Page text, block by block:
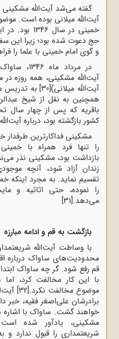
گفته می‌شد آیت‌الله مشکینی
آیت‌الله میلانی بوده است.
خمینی در سال
حج دعوت شده بود؛ زیرا این
و گوی امام خمینی با علما را
در مرداد
آیت‌الله مشکینی، همه روزه
آیت‌الله میلانی)[30]به تدریس
همچنین به نقل از شیخ
باقریه که پس از چهار
کشور بازگشته بود، درباره
مشکینی فداکارترین
را تنها فرد همراه با
بازداشت بود، مشکینی نذر
زندان آزاد شود، آنچه
تقسیم نماید. به مجرد اینکه
را نموده، حتی اثاثیه و
می‌دهد.[31]
بازگشت به قم و ادامه مبارزه
با وساطت آیت‌الله
محدودیت‌های ساواک درباره
قم رفع شود. گر چه ساواک
موضوع مخالفت نکرد.[32]
برادرشان علی‌اصغر فقیه، خبر
خواهند گشت. ساواک با اشاره
مشکینی، یادآور شده است
شریعتمداری را قبول ندارد